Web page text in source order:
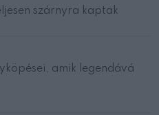
szárnyra kaptak
amik legendává